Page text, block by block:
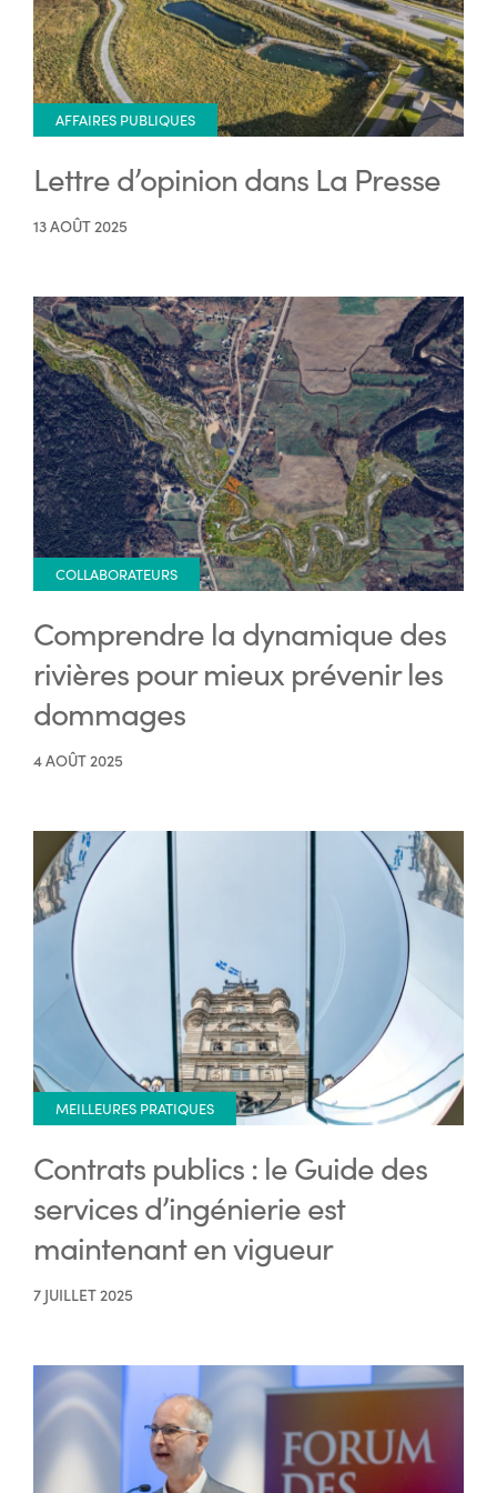
AFFAIRES PUBLIQUES
Lettre d’opinion dans La Presse
13 AOÛT 2025
COLLABORATEURS
Comprendre la dynamique des
rivières pour mieux prévenir les
dommages
4 AOÛT 2025
MEILLEURES PRATIQUES
Contrats publics : le Guide des
services d’ingénierie est
maintenant en vigueur
7 JUILLET 2025